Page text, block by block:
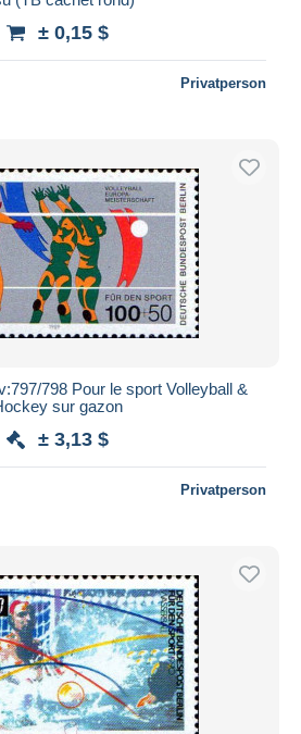
± 0,15 $
Privatperson
798 Pour le sport Volleyball &
sur gazon
± 3,13 $
Privatperson